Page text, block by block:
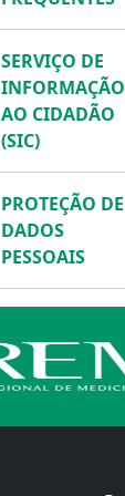
SERVIÇO DE
INFORMAÇÃO
AO CIDADÃO
(SIC)
PROTEÇÃO DE
DADOS
PESSOAIS